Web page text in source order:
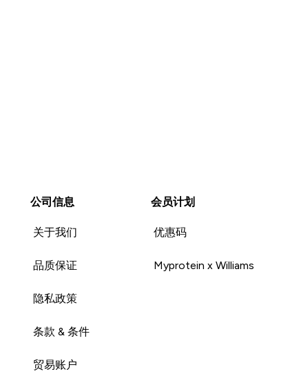
公司信息
关于我们
品质保证
隐私政策
条款 & 条件
贸易账户
会员计划
优惠码
Myprotein x Williams